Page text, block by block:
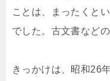
ことは、まったくと
でした。古文書など
きっかけは、昭和26